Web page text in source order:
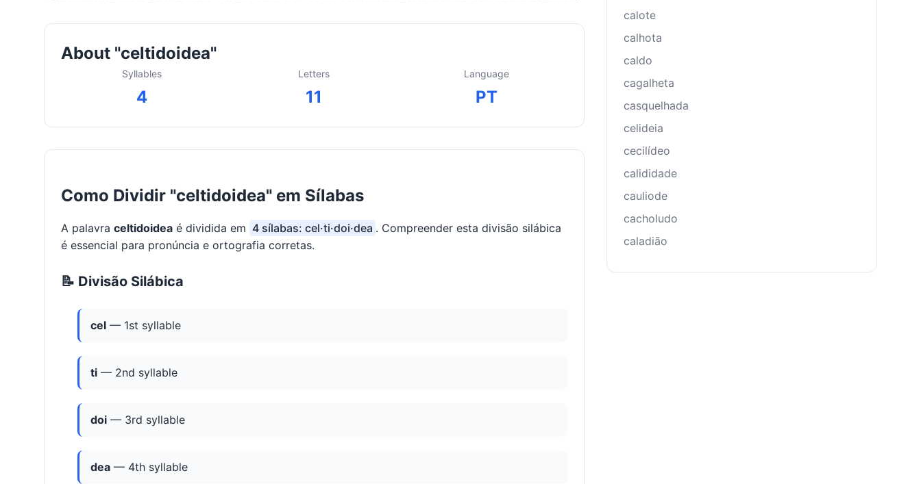
About "celtidoidea"
Syllables
4
Letters
11
Language
PT
Como Dividir "celtidoidea" em Sílabas
A palavra celtidoidea é dividida em 4 sílabas: cel·ti·doi·dea . Compreender esta divisão silábica
é essencial para pronúncia e ortografia corretas.
📝 Divisão Silábica
cel — 1st syllable
ti — 2nd syllable
doi — 3rd syllable
dea — 4th syllable
calote
calhota
caldo
cagalheta
casquelhada
celideia
cecilídeo
calididade
cauliode
cacholudo
caladião